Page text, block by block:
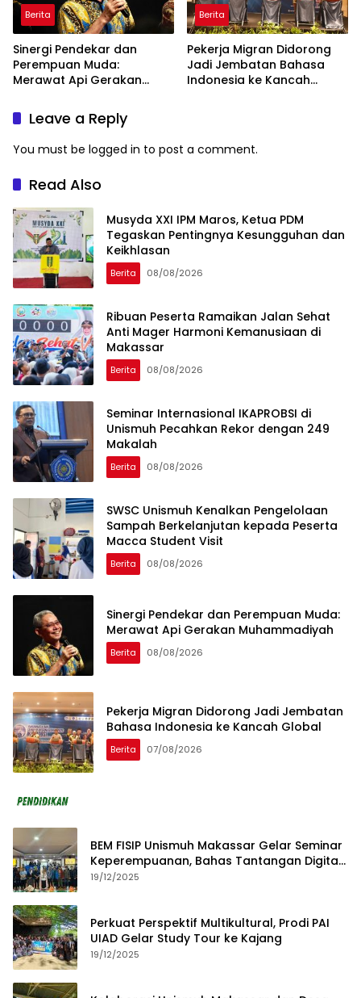
Berita
Sinergi Pendekar dan
Perempuan Muda:
Merawat Api Gerakan
Berita
Pekerja Migran Didorong
Jadi Jembatan Bahasa
Indonesia ke Kancah
Leave a Reply
You must be logged in to post a comment.
Read Also
Musyda XXI IPM Maros, Ketua PDM
Tegaskan Pentingnya Kesungguhan dan
Keikhlasan
Berita 08/08/2026
Ribuan Peserta Ramaikan Jalan Sehat
Anti Mager Harmoni Kemanusiaan di
Makassar
Berita 08/08/2026
Seminar Internasional IKAPROBSI di
Unismuh Pecahkan Rekor dengan 249
Makalah
Berita 08/08/2026
SWSC Unismuh Kenalkan Pengelolaan
Sampah Berkelanjutan kepada Peserta
Macca Student Visit
Berita 08/08/2026
Sinergi Pendekar dan Perempuan Muda:
Merawat Api Gerakan Muhammadiyah
Berita 08/08/2026
Pekerja Migran Didorong Jadi Jembatan
Bahasa Indonesia ke Kancah Global
Berita 07/08/2026
BEM FISIP Unismuh Makassar Gelar Seminar
Keperempuanan, Bahas Tantangan Digital
dan Budaya Lokal
19/12/2025
Perkuat Perspektif Multikultural, Prodi PAI
UIAD Gelar Study Tour ke Kajang
19/12/2025